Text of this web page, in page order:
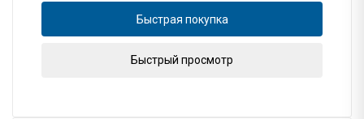
Быстрая покупка
Быстрый просмотр